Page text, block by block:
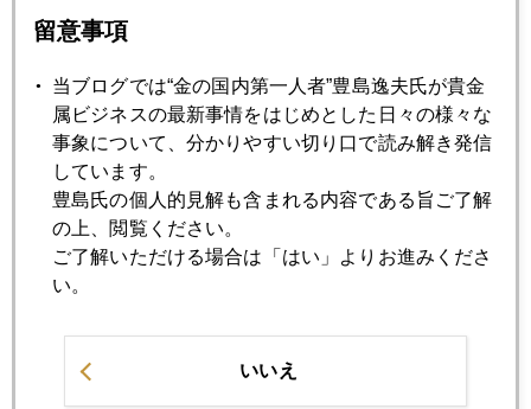
今日も日経平均最高値更新の話
2024年02月22日
エヌビディア祭り
2024年02月21日
災害と金
今、日本株買うなら金ヘッジは必須
留意事項
当ブログでは“金の国内第一人者”豊島逸夫氏が貴金
属ビジネスの最新事情をはじめとした日々の様々な
事象について、分かりやすい切り口で読み解き発信
しています。
豊島氏の個人的見解も含まれる内容である旨ご了解
の上、閲覧ください。
ご了解いただける場合は「はい」よりお進みくださ
い。
いいえ